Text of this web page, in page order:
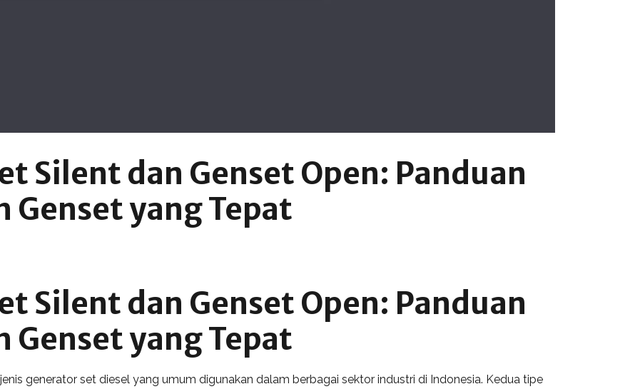
Silent dan Genset Open: Panduan
Genset yang Tepat
Silent dan Genset Open: Panduan
Genset yang Tepat
generator set diesel yang umum digunakan dalam berbagai sektor industri di Indonesia. Kedua tipe